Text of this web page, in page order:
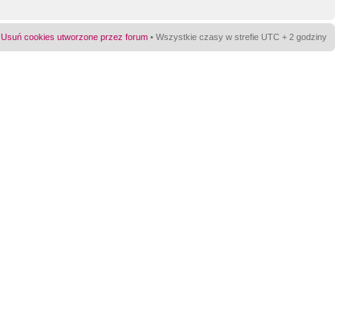
Usuń cookies utworzone przez forum • Wszystkie czasy w strefie UTC + 2 godziny